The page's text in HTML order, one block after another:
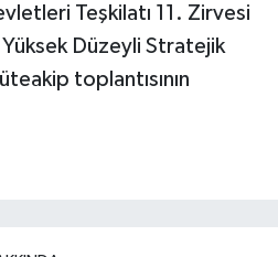
Teşkilatı 11. Zirvesi
Yüksek Düzeyli Stratejik
toplantısının